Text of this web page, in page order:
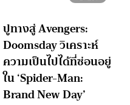
ปูทางสู่ Avengers:
Doomsday วิเคราะห์
ความเป็นไปได้ที่ซ่อนอยู่
ใน ‘Spider-Man:
Brand New Day’